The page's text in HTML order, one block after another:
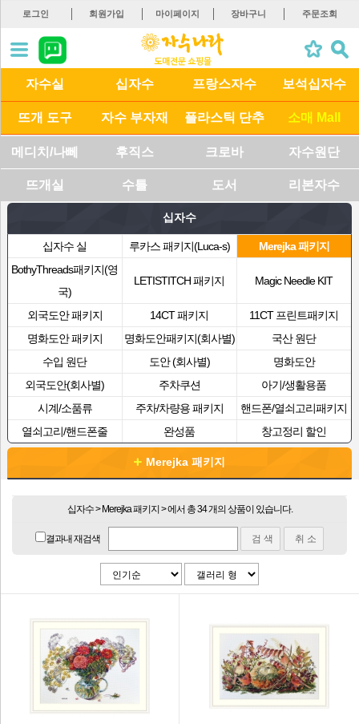
로그인 회원가입 마이페이지 장바구니 주문조회
자수실 십자수 프랑스자수 보석십자수
뜨개 도구 자수 부자재 플라스틱 단추 소매 Mall
메디치/나뻬 후직스 크로바 자수원단
뜨개실 수틀 도서 리본자수
십자수
십자수 실 루카스 패키지(Luca-s)
Merejka 패키지
BothyThreads패키지(영
국)
LETISTITCH 패키지 Magic Needle KIT
외국도안 패키지 14CT 패키지
11CT 프린트패키지
명화도안 패키지
명화도안패키지(회사별)
국산 원단
수입 원단
도안 (회사별)
명화도안
외국도안(회사별)
주차쿠션
아기/생활용품
시계/소품류
주차/차량용 패키지
핸드폰/열쇠고리패키지
열쇠고리/핸드폰줄
완성품 창고정리 할인
Merejka 패키지
십자수 > Merejka 패키지 > 에서 총 34 개의 상품이 있습니다.
결과내 재검색